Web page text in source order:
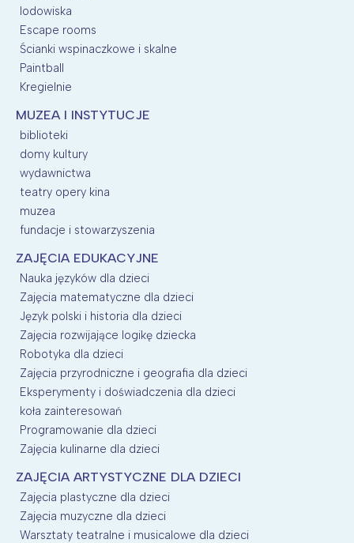
lodowiska
Escape rooms
Ścianki wspinaczkowe i skalne
Paintball
Kregielnie
MUZEA I INSTYTUCJE
biblioteki
domy kultury
wydawnictwa
teatry opery kina
muzea
fundacje i stowarzyszenia
ZAJĘCIA EDUKACYJNE
Nauka języków dla dzieci
Zajęcia matematyczne dla dzieci
Język polski i historia dla dzieci
Zajęcia rozwijające logikę dziecka
Robotyka dla dzieci
Zajęcia przyrodniczne i geografia dla dzieci
Eksperymenty i doświadczenia dla dzieci
koła zainteresowań
Programowanie dla dzieci
Zajęcia kulinarne dla dzieci
ZAJĘCIA ARTYSTYCZNE DLA DZIECI
Zajęcia plastyczne dla dzieci
Zajęcia muzyczne dla dzieci
Warsztaty teatralne i musicalowe dla dzieci